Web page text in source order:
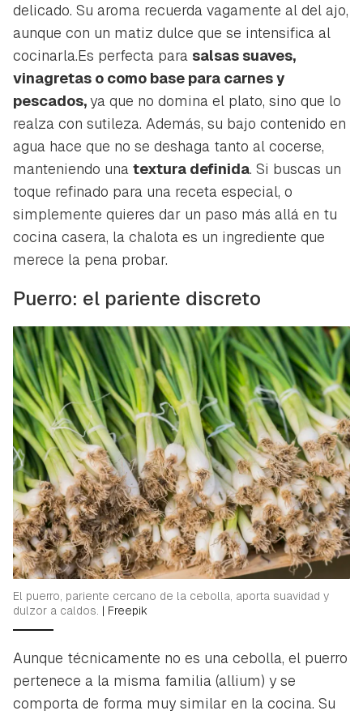
delicado. Su aroma recuerda vagamente al del ajo,
aunque con un matiz dulce que se intensifica al
cocinarla.Es perfecta para salsas suaves,
vinagretas o como base para carnes y
pescados,ya que no domina el plato, sino que lo
realza con sutileza. Además, su bajo contenido en
agua hace que no se deshaga tanto al cocerse,
manteniendo una textura definida. Si buscas un
toque refinado para una receta especial, o
simplemente quieres dar un paso más allá en tu
cocina casera, la chalota es un ingrediente que
merece la pena probar.
Puerro: el pariente discreto
El puerro, pariente cercano de la cebolla, aporta suavidad y
dulzor a caldos. | Freepik
Aunque técnicamente no es una cebolla, el puerro
pertenece a la misma familia (allium) y se
comporta de forma muy similar en la cocina. Su